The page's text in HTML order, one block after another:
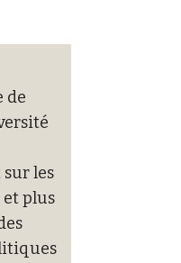
de
les
et plus